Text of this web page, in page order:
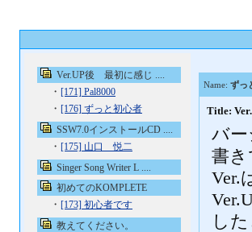
Ver.UP後 最初に感じ ....
・ [171] Pal8000
・ [176] ずっと初心者
SSW7.0インストールCD ....
・ [175] 山口 悦二
Singer Song Writer L ....
初めてのKOMPLETE
・ [173] 初心者です
教えてください。
Name: ずっ
Title:
バ
書
Ver.
し